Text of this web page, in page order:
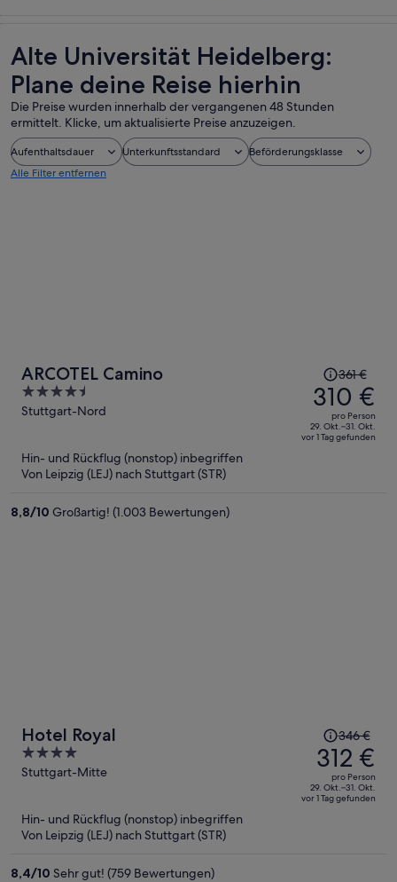
Alte Universität Heidelberg:
Plane deine Reise hierhin
Die Preise wurden innerhalb der vergangenen 48 Stunden
ermittelt. Klicke, um aktualisierte Preise anzuzeigen.
Aufenthaltsdauer Unterkunftsstandard
Beförderungsklasse
Alle Filter entfernen
ARCOTEL Camino
4.5
out
Stuttgart-Nord
Der
Preis
betrug
361 €,
jetzt
361 €
310 €
pro Person
29. Okt.–31. Okt.
vor 1 Tag gefunden
Hin- und Rückflug (nonstop) inbegriffen
Von Leipzig (LEJ) nach Stuttgart (STR)
8,8/10 Großartig! (1.003 Bewertungen)
Hotel Royal
4
out
Stuttgart-Mitte
Der
Preis
betrug
346 €,
jetzt
346 €
312 €
pro Person
29. Okt.–31. Okt.
vor 1 Tag gefunden
Hin- und Rückflug (nonstop) inbegriffen
Von Leipzig (LEJ) nach Stuttgart (STR)
8,4/10 Sehr gut! (759 Bewertungen)